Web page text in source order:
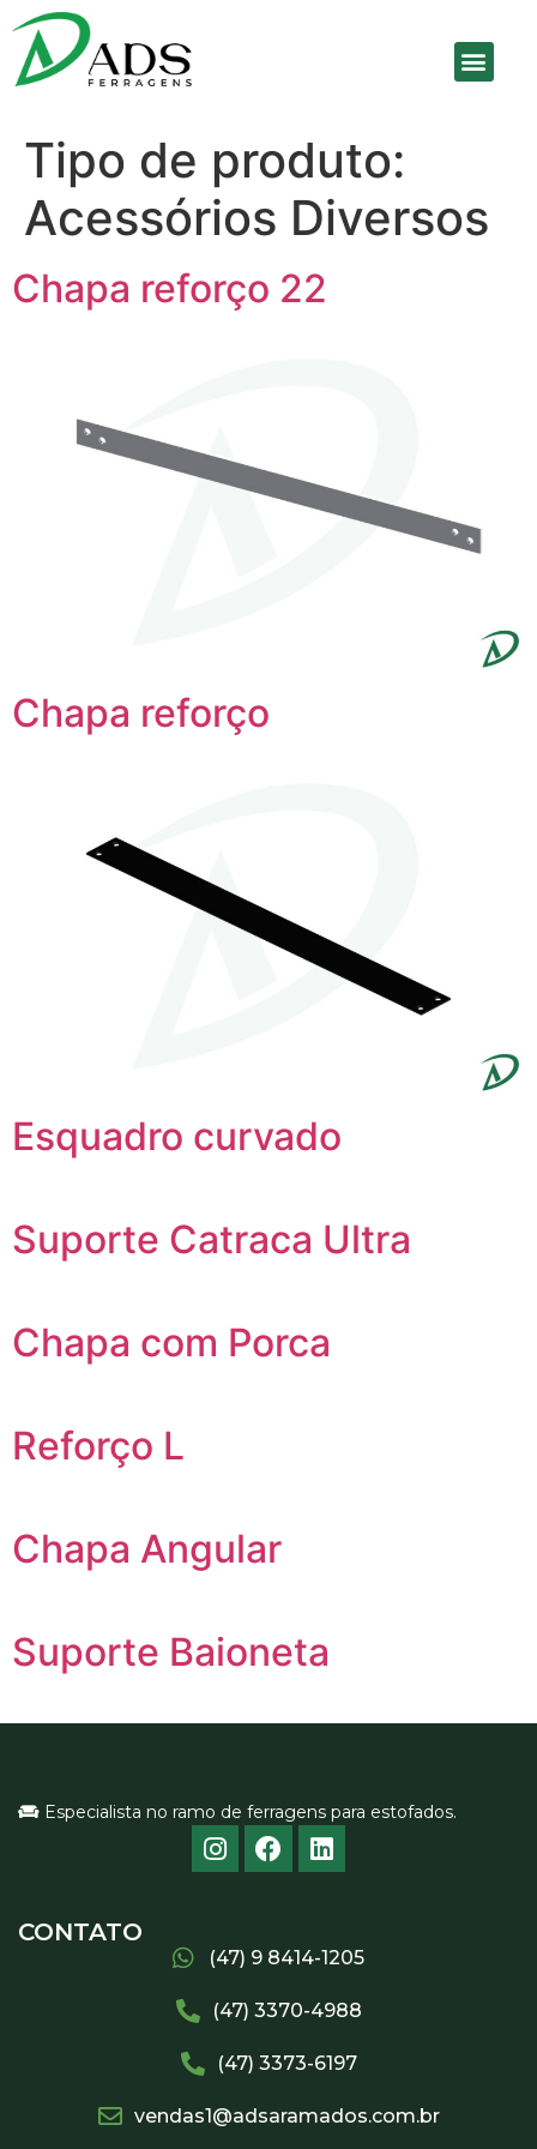
Tipo de produto:
Acessórios Diversos
Chapa reforço 22
Chapa reforço
Esquadro curvado
Suporte Catraca Ultra
Chapa com Porca
Reforço L
Chapa Angular
Suporte Baioneta
Especialista no ramo de ferragens para estofados.
CONTATO
(47) 9 8414-1205
(47) 3370-4988
(47) 3373-6197
vendas1@adsaramados.com.br